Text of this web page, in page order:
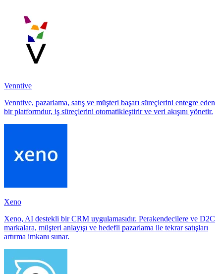
Venntive
Venntive, pazarlama, satış ve müşteri başarı süreçlerini entegre eden
bir platformdur, iş süreçlerini otomatikleştirir ve veri akışını yönetir.
Xeno
Xeno, AI destekli bir CRM uygulamasıdır. Perakendecilere ve D2C
markalara, müşteri anlayışı ve hedefli pazarlama ile tekrar satışları
artırma imkanı sunar.